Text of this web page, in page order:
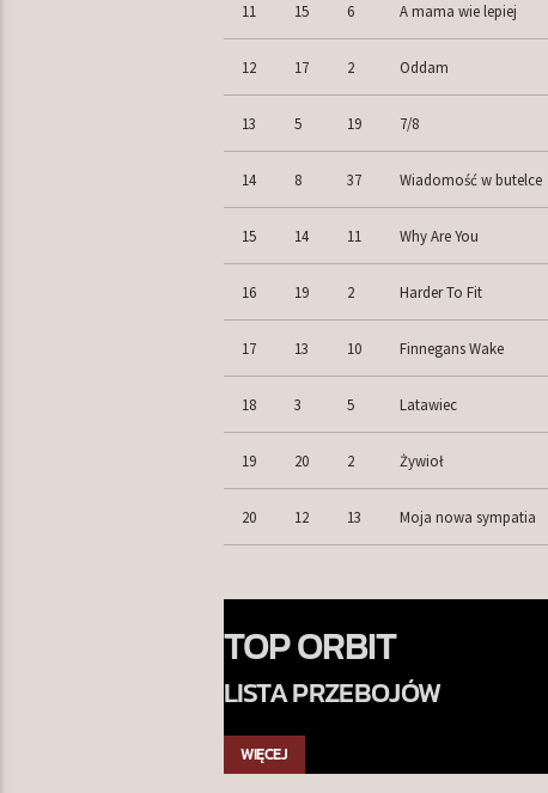
11 15 6 A mama wie lepiej
12 17 2 Oddam
13 5 19 7/8
14 8 37 Wiadomość w butelce
15 14 11 Why Are You
16 19 2 Harder To Fit
17 13 10 Finnegans Wake
18 3 5 Latawiec
19 20 2 Żywioł
20 12 13 Moja nowa sympatia
TOP ORBIT
LISTA PRZEBOJÓW
WIĘCEJ